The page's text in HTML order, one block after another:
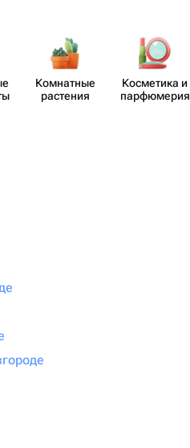
Комнатные
растения
Косметика и
парф​юмерия